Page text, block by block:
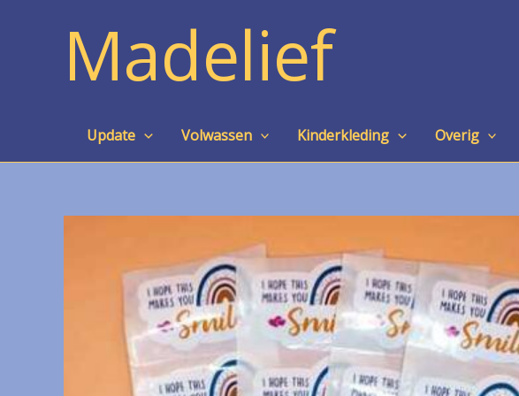
Madelief
Update Volwassen Kinderkleding Overig